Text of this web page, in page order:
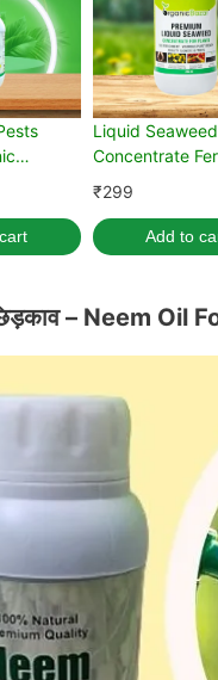
PPM)
Liquid Seaweed
Concentrate
for Plants 250
₹299
Add to
– Neem